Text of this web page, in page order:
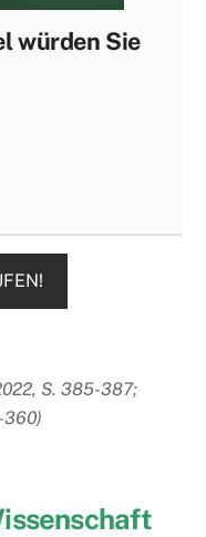
würden Sie
S. 385-387;
360)